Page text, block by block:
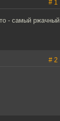
# 1
- самый ржачный
# 2